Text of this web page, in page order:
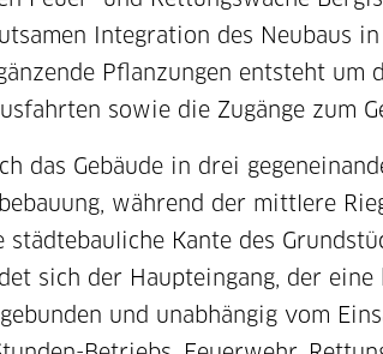
Integration des Neubaus
Pflanzungen entsteht
sowie die Zugänge zum
das Gebäude in drei
während der mittlere
Kante des
sich der Haupteingang, der
und unabhängig vom